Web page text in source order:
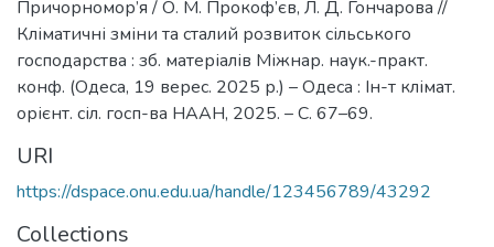
Причорномор’я / О. М. Прокоф’єв, Л. Д. Гончарова //
Кліматичні зміни та сталий розвиток сільського
господарства : зб. матеріалів Міжнар. наук.-практ.
конф. (Одеса, 19 верес. 2025 р.) – Одеса : Ін-т клімат.
орієнт. сіл. госп-ва НААН, 2025. – С. 67–69.
URI
https://dspace.onu.edu.ua/handle/123456789/43292
Collections